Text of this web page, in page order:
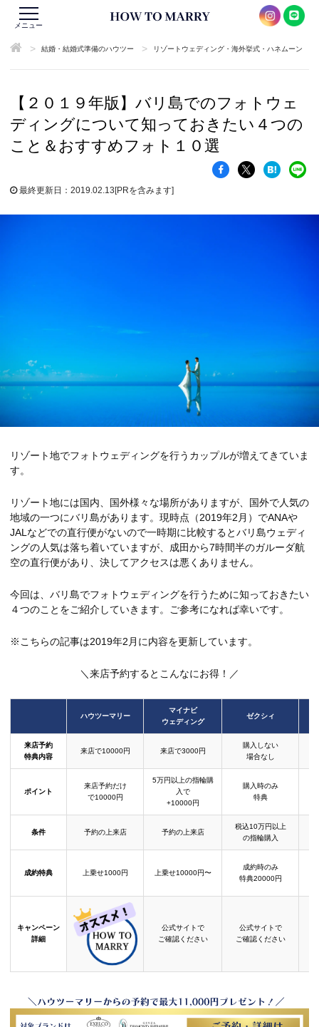
メニュー
> 結婚・結婚式準備のハウツー > リゾートウェディング・海外挙式・ハネムーン
【２０１９年版】バリ島でのフォトウェ
ディングについて知っておきたい４つの
こと＆おすすめフォト１０選
最終更新日：2019.02.13[PRを含みます]
リゾート地でフォトウェディングを行うカップルが増えてきていま
す。
リゾート地には国内、国外様々な場所がありますが、国外で人気の
地域の一つにバリ島があります。現時点（2019年2月）でANAや
JALなどでの直行便がないので一時期に比較するとバリ島ウェディ
ングの人気は落ち着いていますが、成田から7時間半のガルーダ航
空の直行便があり、決してアクセスは悪くありません。
今回は、バリ島でフォトウェディングを行うために知っておきたい
４つのことをご紹介していきます。ご参考になれば幸いです。
※こちらの記事は2019年2月に内容を更新しています。
＼来店予約するとこんなにお得！／
ハウツーマリー
マイナビ
ウェディング
ゼクシィ
来店予約
特典内容
来店で10000円 来店で3000円
購入しない
場合なし
ポイント
来店予約だけ
で10000円
5万円以上の指輪購
入で
+10000円
購入時のみ
特典
条件 予約の上来店 予約の上来店
税込10万円以上
の指輪購入
成約特典 上乗せ1000円 上乗せ10000円〜
成約時のみ
特典20000円
キャンペーン
詳細
公式サイトで
ご確認ください
公式サイトで
ご確認ください